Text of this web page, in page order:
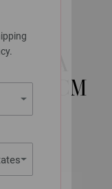
BOJA
80CM